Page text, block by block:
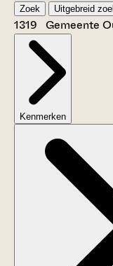
Zoek Uitgebreid
1319 Gemeente
Kenmerken